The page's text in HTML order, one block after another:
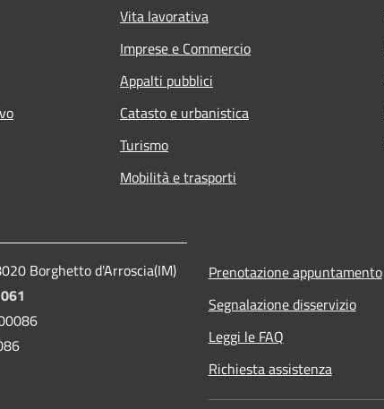
Vita lavorativa
Imprese e Commercio
Appalti pubblici
Catasto e urbanistica
Turismo
Mobilità e trasporti
Borghetto d'Arroscia(IM)
Prenotazione appuntamento
Segnalazione disservizio
Leggi le FAQ
Richiesta assistenza